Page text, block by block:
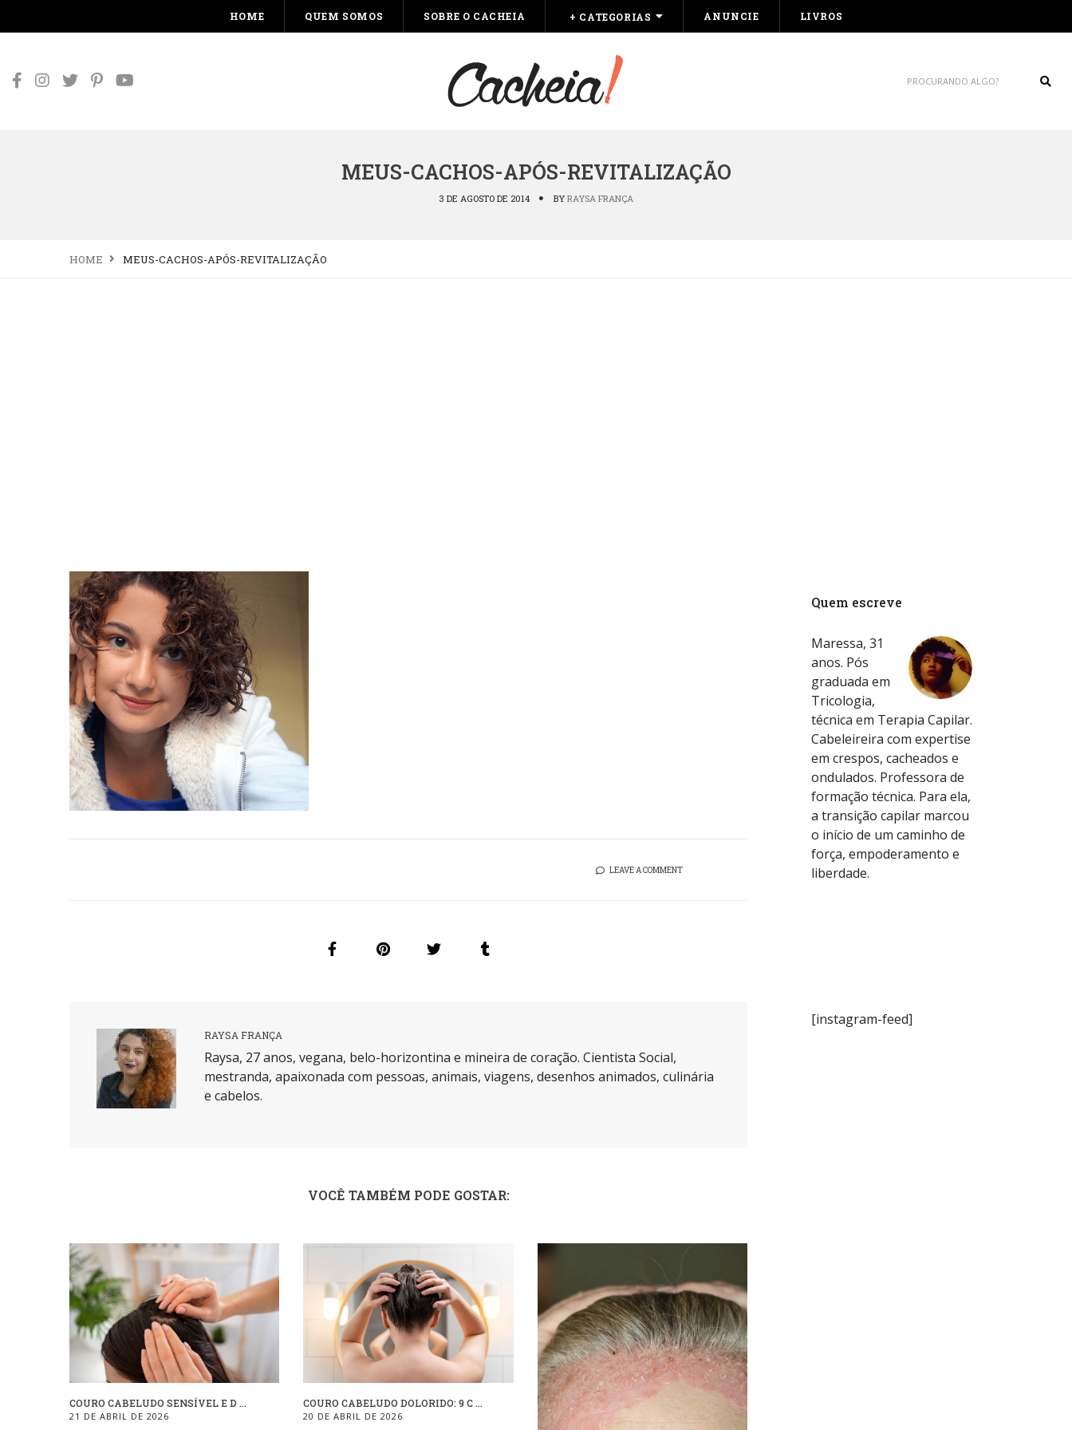
HOME QUEM SOMOS SOBRE O CACHEIA + CATEGORIAS ANUNCIE LIVROS
MEUS-CACHOS-APÓS-REVITALIZAÇÃO
3 DE AGOSTO DE 2014 BY RAYSA FRANÇA
HOME MEUS-CACHOS-APÓS-REVITALIZAÇÃO
LEAVE A COMMENT
RAYSA FRANÇA
Raysa, 27 anos, vegana, belo-horizontina e mineira de coração. Cientista Social,
mestranda, apaixonada com pessoas, animais, viagens, desenhos animados, culinária
e cabelos.
VOCÊ TAMBÉM PODE GOSTAR:
COURO CABELUDO SENSÍVEL E D ...
21 DE ABRIL DE 2026
COURO CABELUDO DOLORIDO: 9 C ...
20 DE ABRIL DE 2026
Quem escreve
Maressa, 31
anos. Pós
graduada em
Tricologia,
técnica em Terapia Capilar.
Cabeleireira com expertise
em crespos, cacheados e
ondulados. Professora de
formação técnica. Para ela,
a transição capilar marcou
o início de um caminho de
força, empoderamento e
liberdade.
[instagram-feed]